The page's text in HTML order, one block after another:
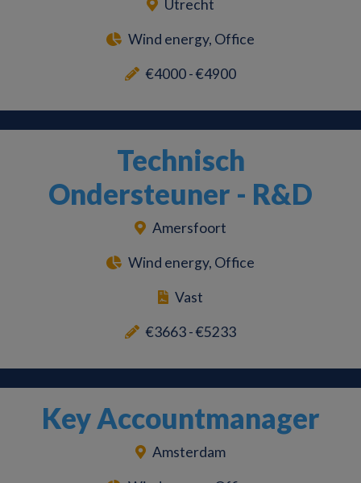
Utrecht
Wind energy, Office
€4000 - €4900
Technisch
Ondersteuner - R&D
Amersfoort
Wind energy, Office
Vast
€3663 - €5233
Key Accountmanager
Amsterdam